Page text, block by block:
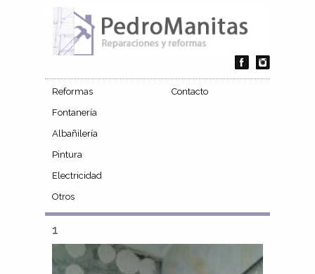
Reformas
Fontanería
Albañilería
Pintura
Electricidad
Otros
Contacto
1